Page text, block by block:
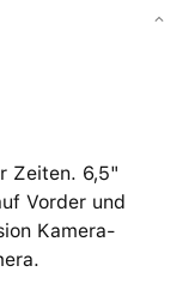
Zeiten. 6,5"
Vorder und
Kamera-